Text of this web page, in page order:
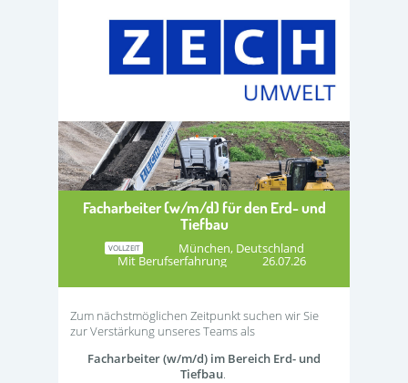
Facharbeiter (w/m/d) für den Erd- und
Tiefbau
VOLLZEIT München, Deutschland
Mit Berufserfahrung 26.07.26
Zum nächstmöglichen Zeitpunkt suchen wir Sie
zur Verstärkung unseres Teams als
Facharbeiter (w/m/d) im Bereich Erd- und
Tiefbau.